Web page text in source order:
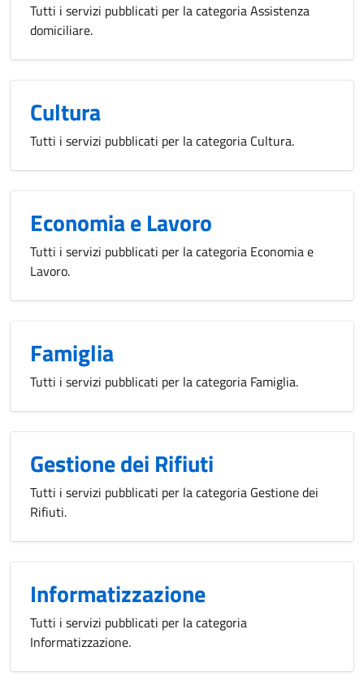
Tutti i servizi pubblicati per la categoria Assistenza
domiciliare.
Cultura
Tutti i servizi pubblicati per la categoria Cultura.
Economia e Lavoro
Tutti i servizi pubblicati per la categoria Economia e
Lavoro.
Famiglia
Tutti i servizi pubblicati per la categoria Famiglia.
Gestione dei Rifiuti
Tutti i servizi pubblicati per la categoria Gestione dei
Rifiuti.
Informatizzazione
Tutti i servizi pubblicati per la categoria
Informatizzazione.